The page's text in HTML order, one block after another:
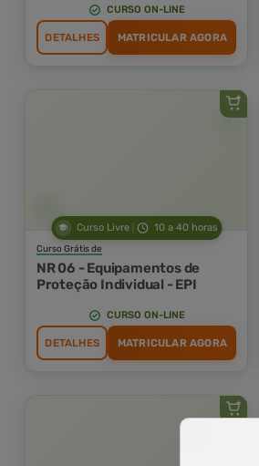
Vida (SBV) CURSO ON-LINE
DETALHES MATRICULAR AGORA
Curso Livre 10 a 40 horas
Curso Grátis de
NR 06 - Equipamentos de
Proteção Individual - EPI
CURSO ON-LINE
DETALHES MATRICULAR AGORA